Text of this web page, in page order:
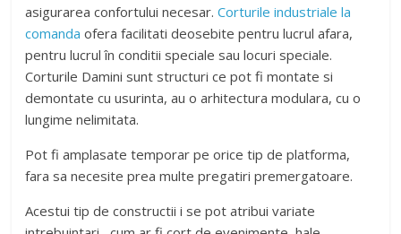
asigurarea confortului necesar.Corturile industriale la
comanda ofera facilitati deosebite pentru lucrul afara,
pentru lucrul în conditii speciale sau locuri speciale.
Corturile Damini sunt structuri ce pot fi montate si
demontate cu usurinta, au o arhitectura modulara, cu o
lungime nelimitata.
Pot fi amplasate temporar pe orice tip de platforma,
fara sa necesite prea multe pregatiri premergatoare.
Acestui tip de constructii i se pot atribui variate